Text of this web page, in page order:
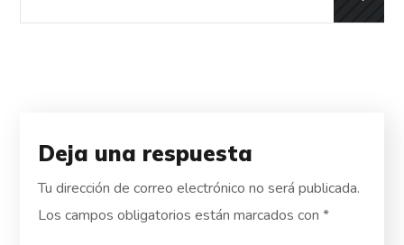
Deja una respuesta
Tu dirección de correo electrónico no será publicada.
Los campos obligatorios están marcados con*